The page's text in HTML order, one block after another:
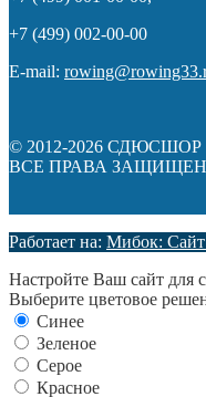
+7 (499) 002-00-00
E-mail:
© 2012-2026
ВСЕ ПРАВА
Работает на: Мибок: Сайт
Настройте Ваш сайт для
Выберите цветовое
Синее
Зеленое
Серое
Красное